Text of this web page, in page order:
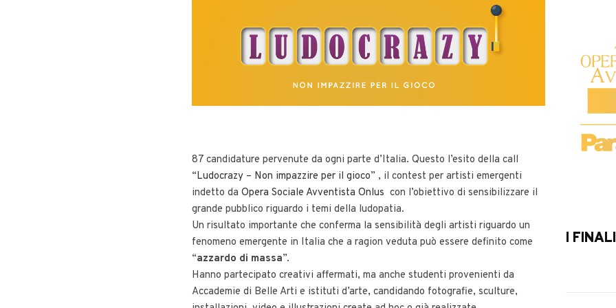
87 candidature pervenute da ogni parte d’Italia. Questo l’esito della call
“Ludocrazy – Non impazzire per il gioco” , il contest per artisti emergenti
indetto da Opera Sociale Avventista Onlus con l’obiettivo di sensibilizzare il
grande pubblico riguardo i temi della ludopatia.
Un risultato importante che conferma la sensibilità degli artisti riguardo un
fenomeno emergente in Italia che a ragion veduta può essere definito come
“azzardo di massa”.
Hanno partecipato creativi affermati, ma anche studenti provenienti da
Accademie di Belle Arti e istituti d’arte, candidando fotografie, sculture,
I